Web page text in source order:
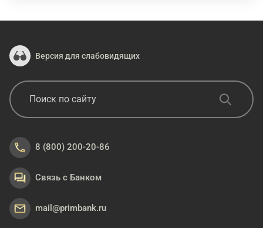
Версия для слабовидящих
8 (800) 200-20-86
Связь с Банком
mail@primbank.ru